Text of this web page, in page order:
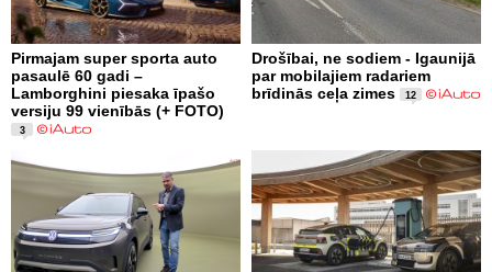
Pirmajam super sporta auto
pasaulē 60 gadi –
Lamborghini piesaka īpašo
versiju 99 vienībās (+ FOTO)
3
Drošībai, ne sodiem - Igaunijā
par mobilajiem radariem
brīdinās ceļa zimes
12